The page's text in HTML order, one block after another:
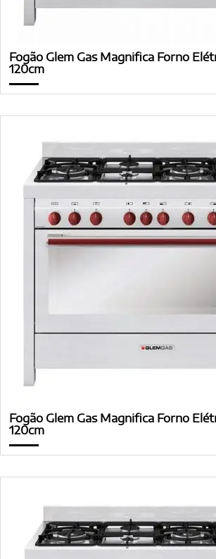
Fogão Glem Gas Magnifica Forno
120cm
Fogão Glem Gas Magnifica Forno
120cm